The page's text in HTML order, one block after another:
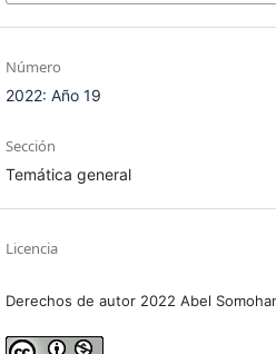
Número
2022: Año 19
Sección
Temática general
Licencia
Derechos de autor 2022 Abel